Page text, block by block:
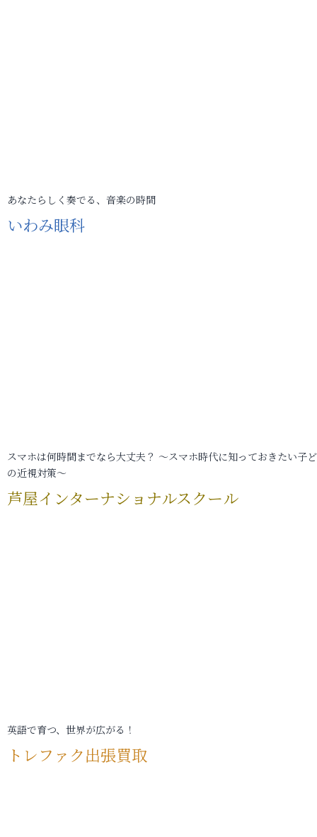
あなたらしく奏でる、音楽の時間
いわみ眼科
スマホは何時間までなら大丈夫？ ～スマホ時代に知っておきたい子
の近視対策～
芦屋インターナショナルスクール
英語で育つ、世界が広がる！
トレファク出張買取